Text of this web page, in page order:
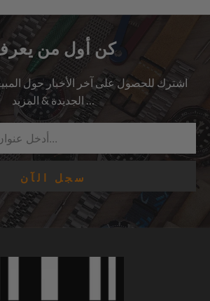
كن أول من
اشترك للحصول على آخر الأخبار حول
الجديدة & المزيد …